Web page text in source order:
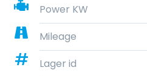
Power KW
Mileage
Lager id